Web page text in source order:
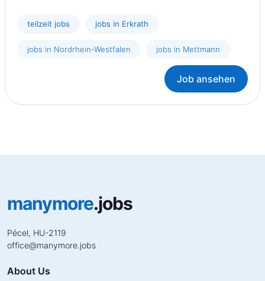
teilzeit jobs jobs in Erkrath
jobs in Nordrhein-Westfalen jobs in Mettmann
Job ansehen
manymore.jobs
Pécel, HU-2119
office@manymore.jobs
About Us